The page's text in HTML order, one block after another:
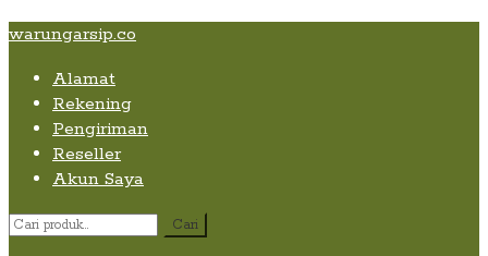
Skip
content
Skip
navigation
Skip
content
warungarsip.co
Alamat
Rekening
Pengiriman
Reseller
Akun Saya
Pencarian
Cari